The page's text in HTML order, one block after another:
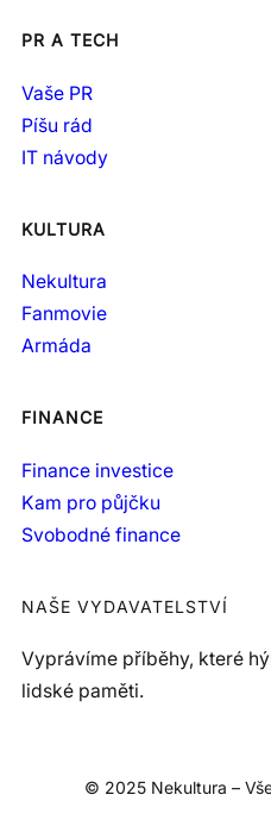
PR A TECH
Vaše PR
Píšu rád
IT návody
KULTURA
Nekultura
Fanmovie
Armáda
FINANCE
Finance investice
Kam pro půjčku
Svobodné finance
NAŠE VYDAVATELSTVÍ
Vyprávíme příběhy, které
lidské paměti.
© 2025 Nekultura –